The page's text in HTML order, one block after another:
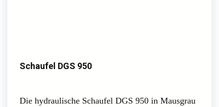
Schaufel DGS 950
Die hydraulische Schaufel DGS 950 in Mausgrau